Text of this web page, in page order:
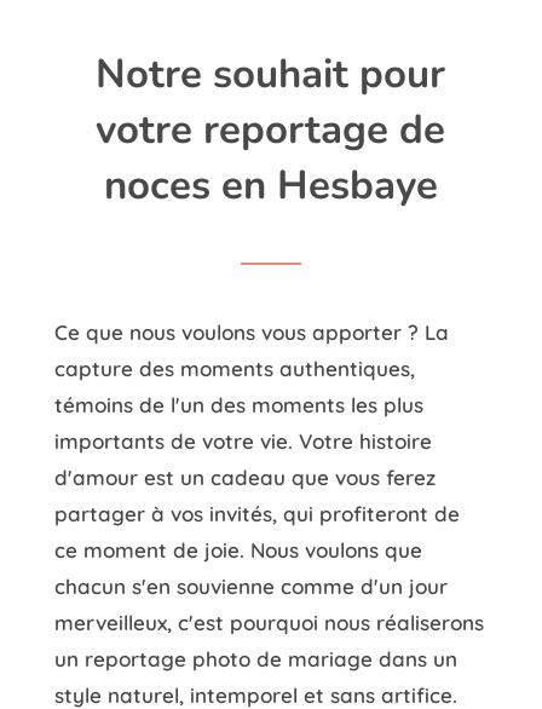
Notre souhait pour
votre reportage de
noces en Hesbaye
Ce que nous voulons vous apporter ? La
capture des moments authentiques,
témoins de l'un des moments les plus
importants de votre vie. Votre histoire
d'amour est un cadeau que vous ferez
partager à vos invités, qui profiteront de
ce moment de joie. Nous voulons que
chacun s'en souvienne comme d'un jour
merveilleux, c'est pourquoi nous réaliserons
un reportage photo de mariage dans un
style naturel, intemporel et sans artifice.